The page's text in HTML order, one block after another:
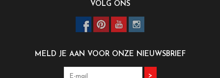
VOLG ONS
MELD JE AAN VOOR ONZE NIEUWSBRIEF
>